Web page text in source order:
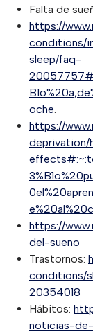
Falta de
https://
conditions/
sleep/faq-
oche
https://
deprivation/
https://
del-sueno
Trastornos:
conditions/
20354018
Hábitos:
noticias-